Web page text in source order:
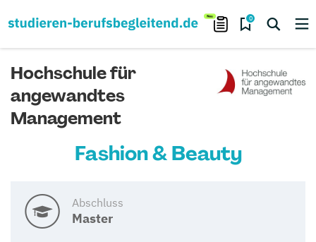
0
Hochschule für
angewandtes
Management
Fashion & Beauty
Abschluss
Master